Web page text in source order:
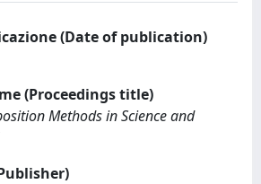
(Date of publication)
(Proceedings title)
Methods in Science and